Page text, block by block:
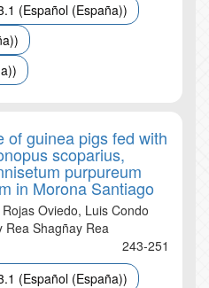
(Español (España))
of guinea pigs fed with
scoparius,
purpureum
in Morona Santiago
Oviedo, Luis Condo
Rea Shagñay Rea
243-251
(Español (España))